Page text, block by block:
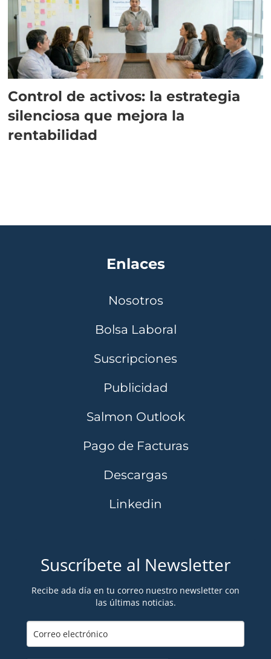
Control de activos: la estrategia
silenciosa que mejora la
rentabilidad
Enlaces
Nosotros
Bolsa Laboral
Suscripciones
Publicidad
Salmon Outlook
Pago de Facturas
Descargas
Linkedin
Suscríbete al Newsletter
Recibe ada día en tu correo nuestro newsletter con
las últimas noticias.